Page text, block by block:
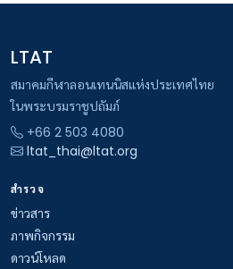
LTAT
สมาคมกีฬาลอนเทนนิสแห่งประเทศไทย
ในพระบรมราชูปถัมภ์
+66 2 503 4080
ltat_thai@ltat.org
สำรวจ
ข่าวสาร
ภาพกิจกรรม
ดาวน์โหลด